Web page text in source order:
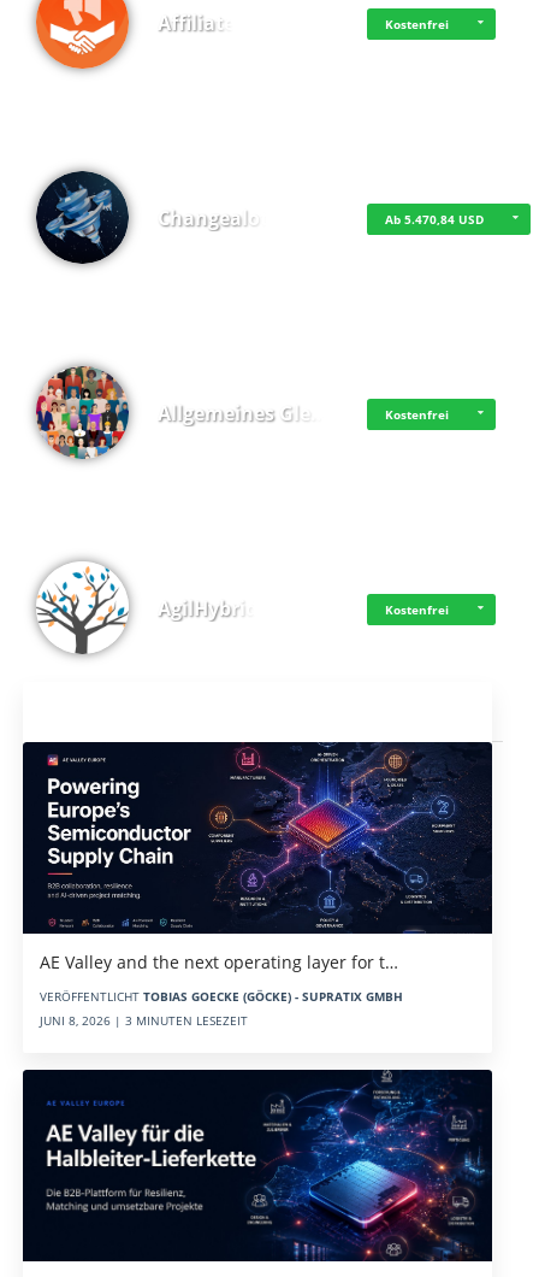
Affiliate Kostenfrei
Changealot Ab 5.470,84 USD
Allgemeines Gle… Kostenfrei
AgilHybrid Kostenfrei
AE Valley and the next operating layer for t…
VERÖFFENTLICHT TOBIAS GOECKE (GÖCKE) - SUPRATIX GMBH
JUNI 8, 2026 | 3 MINUTEN LESEZEIT